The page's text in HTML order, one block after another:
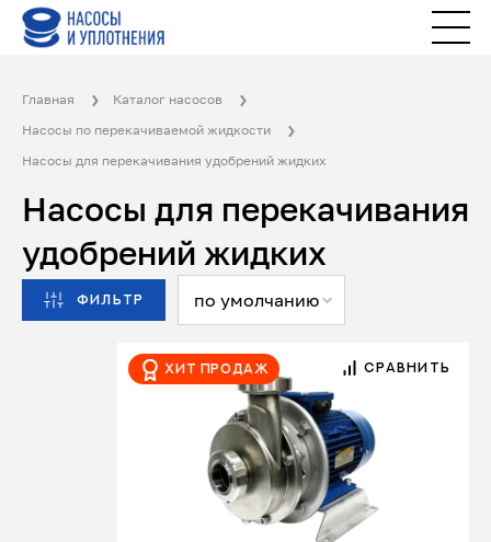
Главная
Каталог насосов
Насосы по перекачиваемой жидкости
Насосы для перекачивания удобрений жидких
Насосы для перекачивания
удобрений жидких
ФИЛЬТР по умолчанию
Хит продаж СРАВНИТЬ